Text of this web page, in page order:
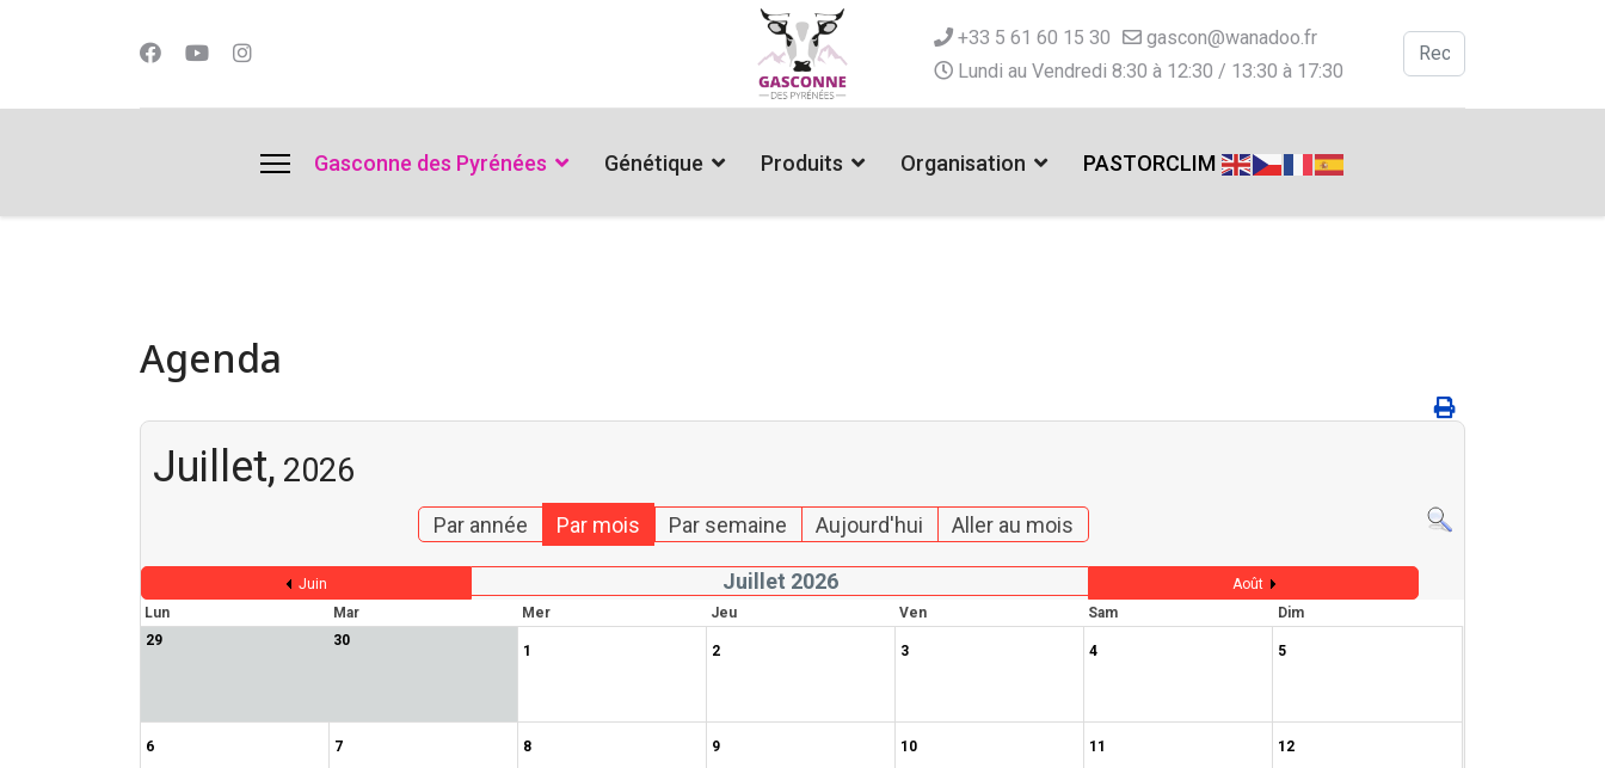
+33 5 61 60 15 30
gascon@wanadoo.fr
Lundi au Vendredi 8:30 à 12:30 / 13:30 à 17:30
Valider
Gasconne des Pyrénées Génétique Produits Organisation PASTORCLIM
Agenda
Juillet, 2026
Par année Par mois Par semaine Aujourd'hui Aller au mois
Juin Juillet 2026
Août
Lun
Mar Mer Jeu Ven Sam
Dim
29
30
1 2 3 4 5
6 7 8 9 10 11 12